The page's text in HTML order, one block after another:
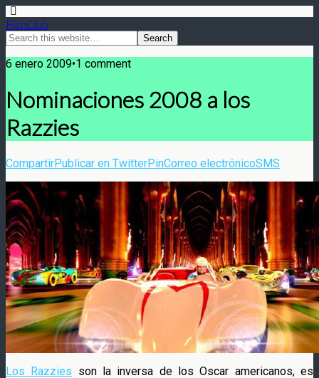
FilmClub
6 enero 2009•1 comment
Nominaciones 2008 a los
Razzies
CompartirPublicar en TwitterPinCorreo electrónicoSMS
Los Razzies son la inversa de los Oscar americanos, es